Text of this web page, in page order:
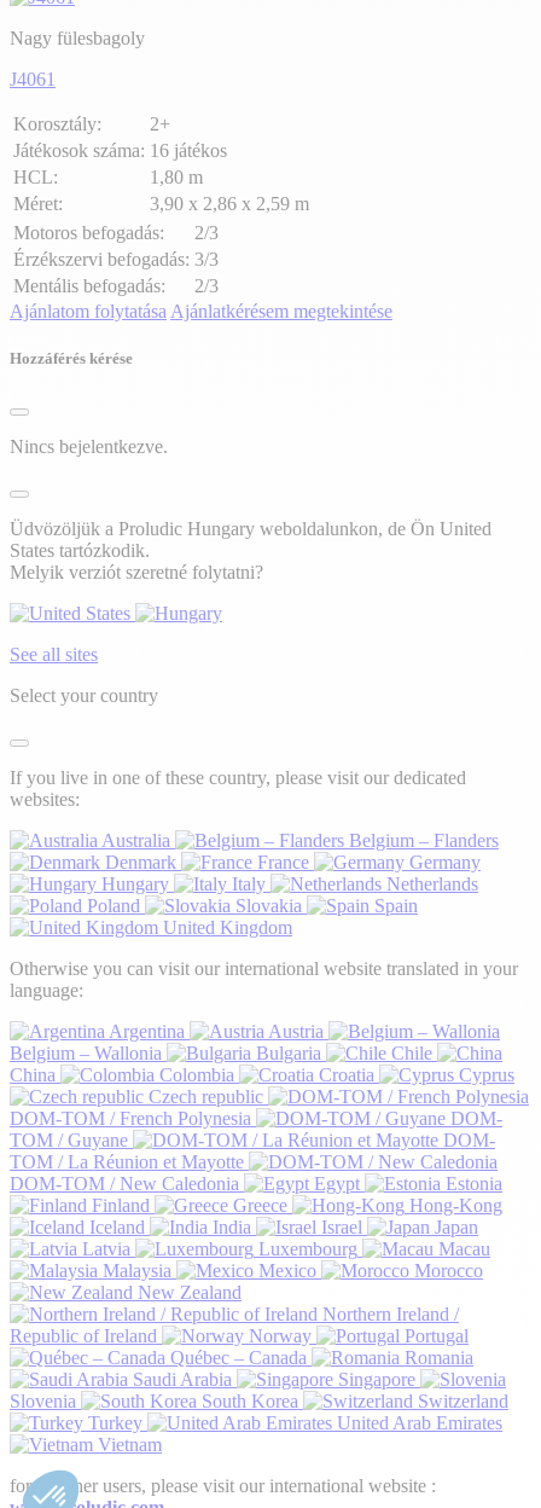
Nagy fülesbagoly
J4061
Korosztály:
2+
Játékosok száma: 16 játékos
HCL:
1,80 m
Méret:
3,90 x 2,86 x 2,59 m
Motoros befogadás:
2/3
Érzékszervi befogadás: 3/3
Mentális befogadás:
2/3
Ajánlatom folytatása Ajánlatkérésem megtekintése
Hozzáférés kérése
Nincs bejelentkezve.
Üdvözöljük a Proludic Hungary weboldalunkon, de Ön United
States tartózkodik.
Melyik verziót szeretné folytatni?
See all sites
Select your country
If you live in one of these country, please visit our dedicated
websites:
Australia
Belgium – Flanders
Denmark
France
Germany
Hungary
Italy
Netherlands
Poland
Slovakia
Spain
United Kingdom
Otherwise you can visit our international website translated in your
language:
Argentina
Austria
Belgium – Wallonia
Bulgaria
Chile
China
Colombia Croatia
Cyprus
Czech republic
DOM-TOM / French Polynesia
DOM-
TOM / Guyane
DOM-
TOM / La Réunion et Mayotte
DOM-TOM / New Caledonia
Egypt
Estonia
Finland
Greece
Hong-Kong
Iceland
India Israel
Japan
Latvia
Luxembourg
Macau
Malaysia
Mexico
Morocco
New Zealand
Northern Ireland /
Republic of Ireland
Norway
Portugal
Québec – Canada
Romania
Saudi Arabia
Singapore
Slovenia
South Korea
Switzerland
Turkey
United Arab Emirates
Vietnam
for all other users, please visit our international website :